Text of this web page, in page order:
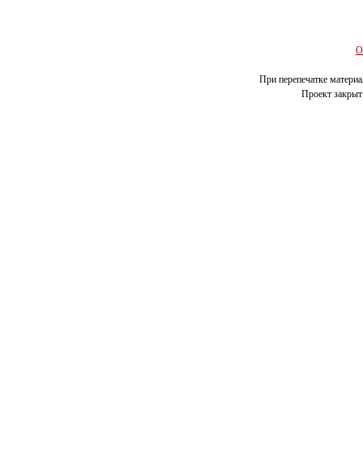
О
При перепечатке
Проект закрыт